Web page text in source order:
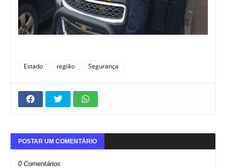
Estado região Segurança
POSTAR UM COMENTÁRIO
0 Comentários